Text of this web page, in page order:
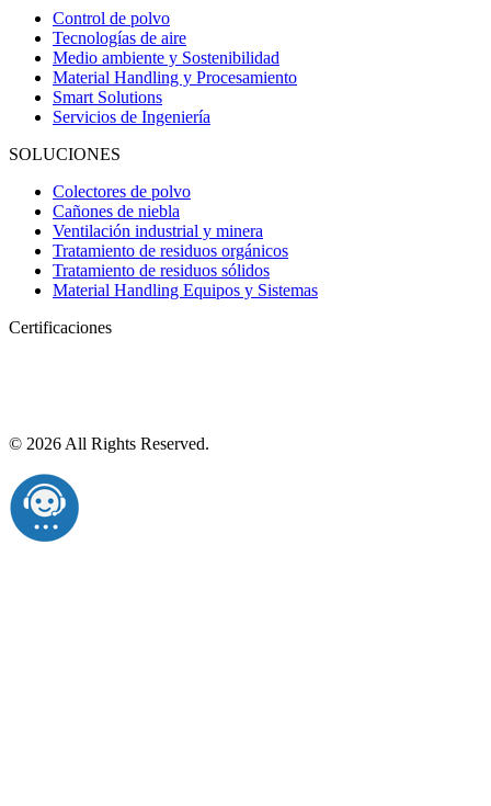
Control de polvo
Tecnologías de aire
Medio ambiente y Sostenibilidad
Material Handling y Procesamiento
Smart Solutions
Servicios de Ingeniería
SOLUCIONES
Colectores de polvo
Cañones de niebla
Ventilación industrial y minera
Tratamiento de residuos orgánicos
Tratamiento de residuos sólidos
Material Handling Equipos y Sistemas
Certificaciones
© 2026 All Rights Reserved.